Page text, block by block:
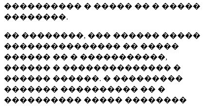
���������� � ����� �� � �����
��������.
�� ��������, ��� ������ �����
��������������� �� �����
������ �� � �����������,
������ � �������������� �
������ ������. � ���������
������� ���������� �� �
���������� ����� ��������